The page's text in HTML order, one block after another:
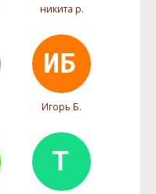
никита р.
Игорь Б.